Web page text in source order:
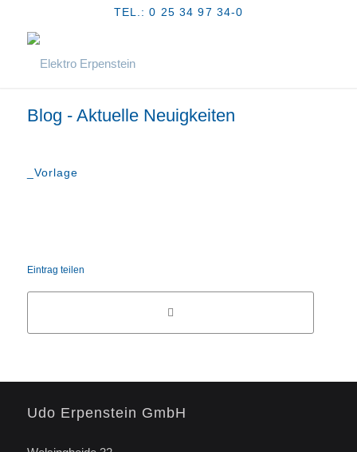
TEL.: 0 25 34 97 34-0
Blog - Aktuelle Neuigkeiten
_Vorlage
Eintrag teilen
Udo Erpenstein GmbH